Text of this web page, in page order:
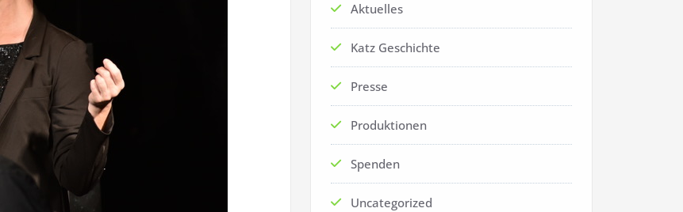
Aktuelles
Katz Geschichte
Presse
Produktionen
Spenden
Uncategorized